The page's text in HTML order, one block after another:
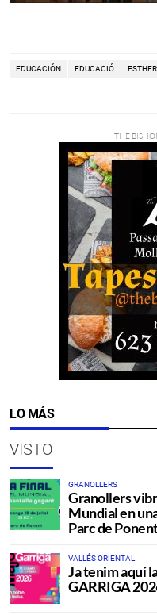
EDUCACIÓN EDUCACIÓ
LO MÁS
VISTO
GRANOLLERS
Granollers
Mundial en
Parc de
VALLÉS ORIENTAL
Ja tenim aquí
GARRIGA